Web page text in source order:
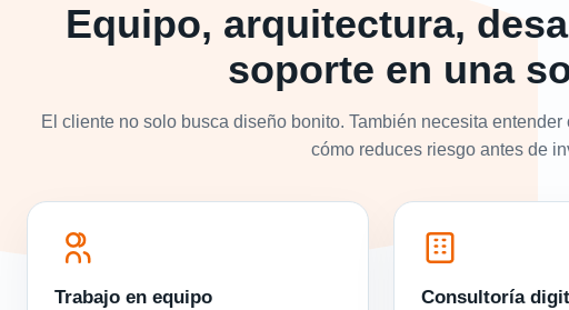
Equipo, arquitectura,
soporte en una
El cliente no solo busca diseño bonito. También necesita
cómo reduces riesgo antes de
Trabajo en equipo Consultoría